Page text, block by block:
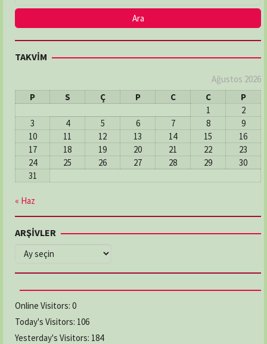
03622336321
Adres:
DERECİK ECZANESİ
Adres:Derecik Mahallesi 23 Nısan Caddesi No:82
Atakum / Samsun
03624655074
No:205/A İlkadım / Samsun
03622368481
ELMAS ECZANESİ
GAMZE ECZANESİ
TAKVİM
Ağustos 2026
P
S Ç P C C
P
1
2
3
4 5 6 7 8
9
10
11 12 13 14 15
16
17
18 19 20 21 22
23
24
25 26 27 28 29
30
31
« Haz
ARŞİVLER
ARŞİVLER
Online Visitors: 0
Today's Visitors: 106
Yesterday's Visitors: 184